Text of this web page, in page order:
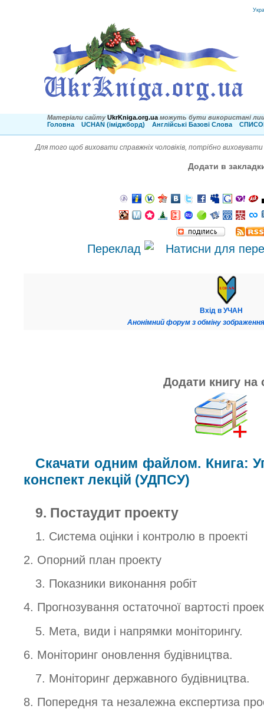
Матеріали сайту UkrKniga.org.ua можуть бути використані
Головна
UCHAN (іміджборд) Англійські Базові Слова
Для того щоб виховати справжніх чоловіків, потрібно
Додати в
Переклад
Вхід в УЧАН
Анонімний форум з обміну
Додати книгу на
Скачати одним файлом. Книга:
конспект лекцій (УДПСУ)
9. Постаудит проекту
1. Система оцінки і контролю в проекті
2. Опорний план проекту
3. Показники виконання робіт
4. Прогнозування остаточної вартості
5. Мета, види і напрямки моніторингу.
6. Моніторинг оновлення будівництва.
7. Моніторинг державного будівництва.
8. Попередня та незалежна експертиза